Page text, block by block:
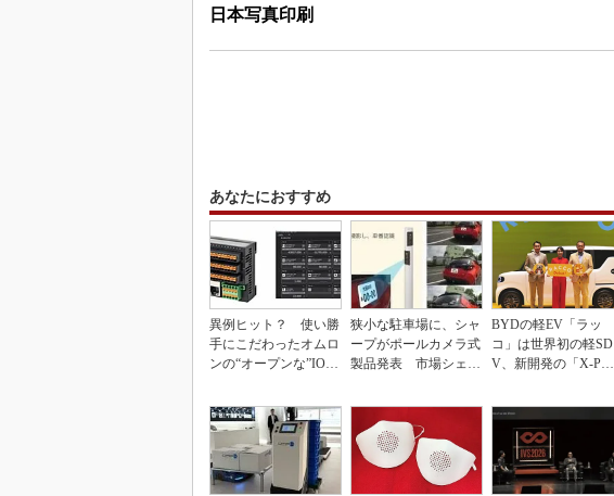
日本写真印刷
あなたにおすすめ
異例ヒット？ 使い勝
手にこだわったオムロ
ンの“オープンな”IO-L
狭小な駐車場に、シャ
ープがポールカメラ式
製品発表 市場シェア
BYDの軽EV「ラッ
コ」は世界初の軽SD
V、新開発の「X-PAC